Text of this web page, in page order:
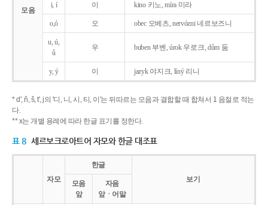
모음
i, í 이 kino 키노, míra 미라
o,ó 오 obec 오베츠, nervózni 네르보즈니
u, ú,
ů
우 buben 부벤, úrok 우로크, dům 둠
y, ý 이 jazyk야지크, líný 리니
* d', ň, š, t', j의 '디, 니, 시, 티, 이'는 뒤따르는 모음과 결합할 때 합쳐서 1 음절로 적는
다.
** x는 개별 용례에 따라 한글 표기를 정한다.
표 8 세르보크로아트어 자모와 한글 대조표
자모
한글
보기
모음
앞
자음
앞ㆍ어말